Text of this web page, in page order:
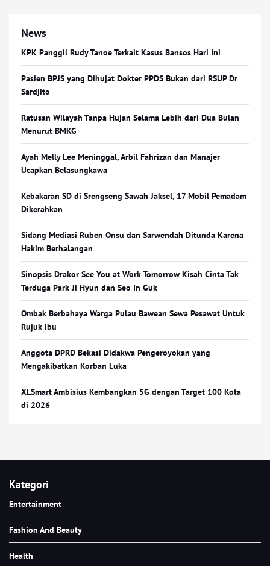
News
KPK Panggil Rudy Tanoe Terkait Kasus Bansos Hari Ini
Pasien BPJS yang Dihujat Dokter PPDS Bukan dari RSUP Dr
Sardjito
Ratusan Wilayah Tanpa Hujan Selama Lebih dari Dua Bulan
Menurut BMKG
Ayah Melly Lee Meninggal, Arbil Fahrizan dan Manajer
Ucapkan Belasungkawa
Kebakaran SD di Srengseng Sawah Jaksel, 17 Mobil Pemadam
Dikerahkan
Sidang Mediasi Ruben Onsu dan Sarwendah Ditunda Karena
Hakim Berhalangan
Sinopsis Drakor See You at Work Tomorrow Kisah Cinta Tak
Terduga Park Ji Hyun dan Seo In Guk
Ombak Berbahaya Warga Pulau Bawean Sewa Pesawat Untuk
Rujuk Ibu
Anggota DPRD Bekasi Didakwa Pengeroyokan yang
Mengakibatkan Korban Luka
XLSmart Ambisius Kembangkan 5G dengan Target 100 Kota
di 2026
Kategori
Entertainment
Fashion And Beauty
Health